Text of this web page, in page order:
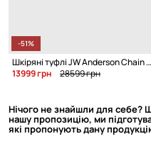
-51%
Шкіряні туфлі JW Anderson Chain Heel
13999 грн
28599 грн
Нічого не знайшли для себе?
нашу пропозицію, ми
які пропонують дану